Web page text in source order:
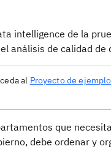
intelligence de la
análisis de calidad de
al Proyecto de
que
debe ordenar y